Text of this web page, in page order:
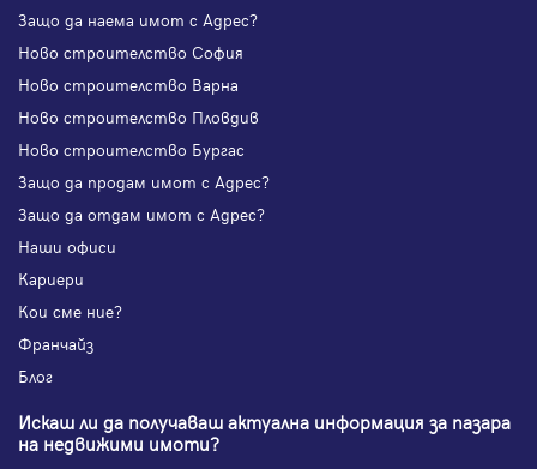
Защо да наема имот с Адрес?
Ново строителство София
Ново строителство Варна
Ново строителство Пловдив
Ново строителство Бургас
Защо да продам имот с Адрес?
Защо да отдам имот с Адрес?
Наши офиси
Кариери
Кои сме ние?
Франчайз
Блог
Искаш ли да получаваш актуална информация за пазара
на недвижими имоти?